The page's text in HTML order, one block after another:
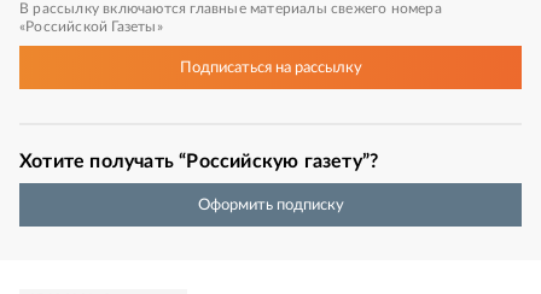
В рассылку включаются главные материалы свежего номера
«Российской Газеты»
Подписатьсяна рассылку
Хотите получать “Российскую газету”?
Оформить подписку